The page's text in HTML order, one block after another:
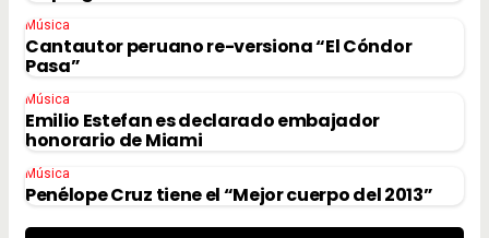
Música
Cantautor peruano re-versiona “El Cóndor
Pasa”
Música
Emilio Estefan es declarado embajador
honorario de Miami
Música
Penélope Cruz tiene el “Mejor cuerpo del 2013”